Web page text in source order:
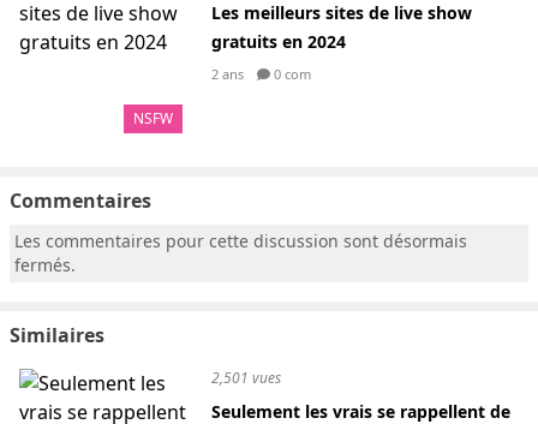
NSFW
Les meilleurs sites de live show
gratuits en 2024
2 ans 0 com
Commentaires
Les commentaires pour cette discussion sont désormais
fermés.
Similaires
2,501 vues
Seulement les vrais se rappellent de